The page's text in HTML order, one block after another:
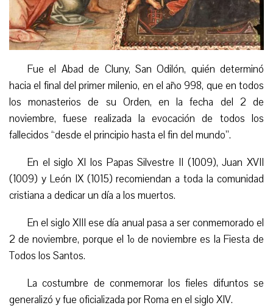
Fue el Abad de Cluny, San Odilón, quién determinó
hacia el final del primer milenio, en el año 998, que en todos
los monasterios de su Orden, en la fecha del 2 de
noviembre, fuese realizada la evocación de todos los
fallecidos “desde el principio hasta el fin del mundo”.
En el siglo XI los Papas Silvestre II (1009), Juan XVII
(1009) y León IX (1015) recomiendan a toda la comunidad
cristiana a dedicar un día a los muertos.
En el siglo XIII ese día anual pasa a ser conmemorado el
2 de noviembre, porque el 1º de noviembre es la Fiesta de
Todos los Santos.
La costumbre de conmemorar los fieles difuntos se
generalizó y fue oficializada por Roma en el siglo XIV.